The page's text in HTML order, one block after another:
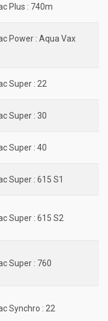
Plus : 740m
Power : Aqua Vax
Super : 22
Super : 30
Super : 40
Super : 615 S1
Super : 615 S2
Super : 760
Synchro : 22